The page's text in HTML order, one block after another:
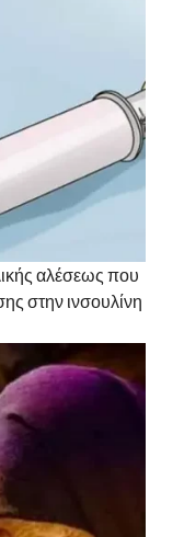
αλέσεως που
στην ινσουλίνη